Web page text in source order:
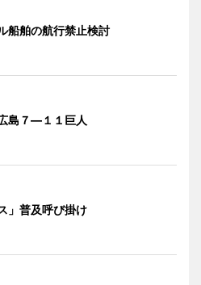
船舶の航行禁止検討
島７―１１巨人
」普及呼び掛け